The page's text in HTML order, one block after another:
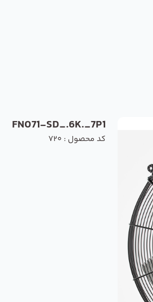
FN071-SD_.6K._7P1
کد محصول : 720